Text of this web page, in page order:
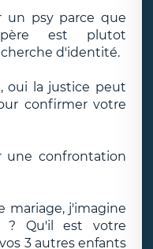
un psy parce que
est plutot
d'identité.
oui la justice peut
confirmer votre
une confrontation
mariage, j'imagine
? Qu'il est votre
3 autres enfants